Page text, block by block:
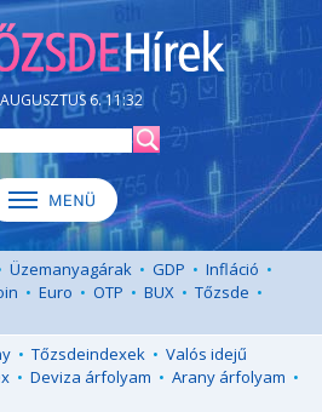
6. 11:32
Üzemanyagárak • GDP • Infláció •
• Euro • OTP • BUX • Tőzsde •
• Tőzsdeindexek • Valós idejű
• Deviza árfolyam • Arany árfolyam •